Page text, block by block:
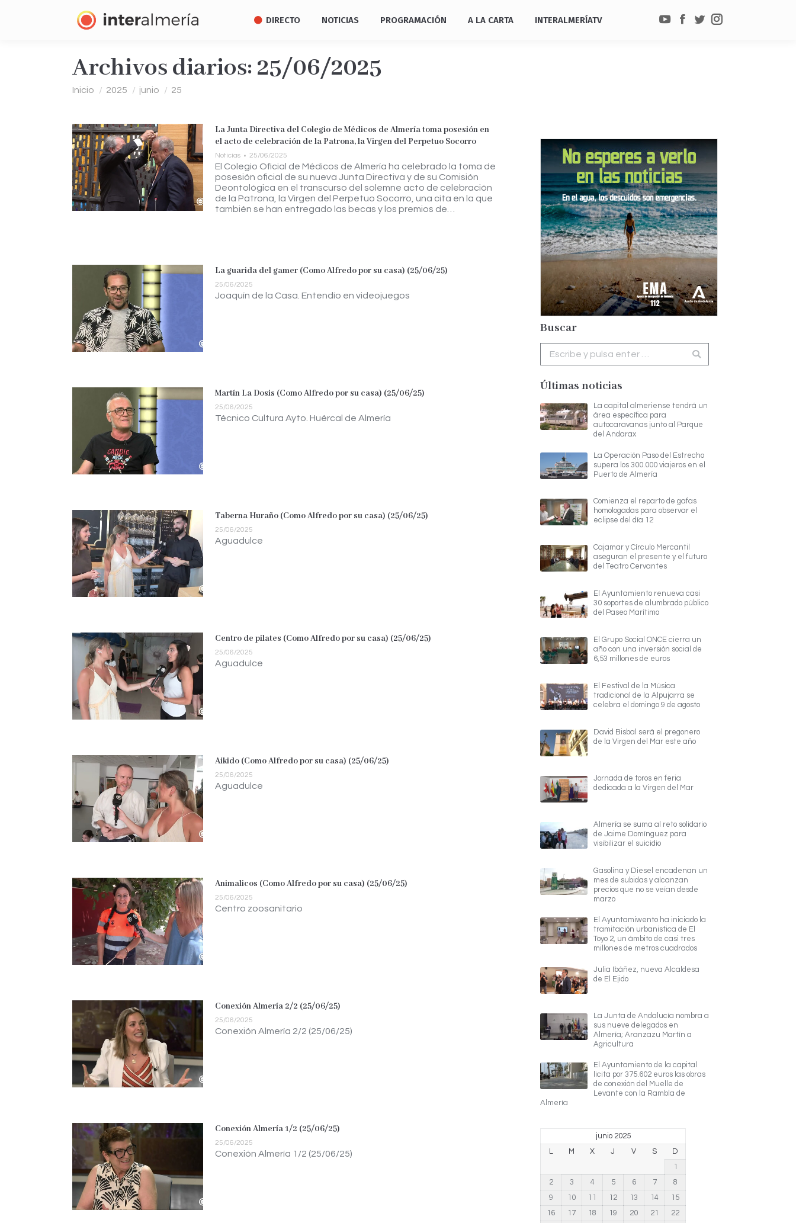
DIRECTO NOTICIAS PROGRAMACIÓN A LA CARTA INTERALMERÍATV
YouTube
Facebook
TwitterInstagram
Archivos diarios:25/06/2025
Estás aquí:
Inicio 2025 junio 25
La Junta Directiva del Colegio de Médicos de Almería toma posesión en
el acto de celebración de la Patrona, la Virgen del Perpetuo Socorro
Noticias 25/06/2025
El Colegio Oficial de Médicos de Almería ha celebrado la toma de
posesión oficial de su nueva Junta Directiva y de su Comisión
Deontológica en el transcurso del solemne acto de celebración
de la Patrona, la Virgen del Perpetuo Socorro, una cita en la que
también se han entregado las becas y los premios de…
La guarida del gamer (Como Alfredo por su casa) (25/06/25)
25/06/2025
Joaquín de la Casa. Entendío en videojuegos
Martín La Dosis (Como Alfredo por su casa) (25/06/25)
25/06/2025
Técnico Cultura Ayto. Huércal de Almería
Taberna Huraño (Como Alfredo por su casa) (25/06/25)
25/06/2025
Aguadulce
Centro de pilates (Como Alfredo por su casa) (25/06/25)
25/06/2025
Aguadulce
Aikido (Como Alfredo por su casa) (25/06/25)
25/06/2025
Aguadulce
Animalicos (Como Alfredo por su casa) (25/06/25)
25/06/2025
Centro zoosanitario
Conexión Almería 2/2 (25/06/25)
25/06/2025
Conexión Almería 2/2 (25/06/25)
Conexión Almería 1/2 (25/06/25)
25/06/2025
Conexión Almería 1/2 (25/06/25)
Buscar
Últimas noticias
La capital almeriense tendrá un
área específica para
autocaravanas junto al Parque
del Andarax
La Operación Paso del Estrecho
supera los 300.000 viajeros en el
Puerto de Almería
Comienza el reparto de gafas
homologadas para observar el
eclipse del día 12
Cajamar y Círculo Mercantil
aseguran el presente y el futuro
del Teatro Cervantes
El Ayuntamiento renueva casi
30 soportes de alumbrado público
del Paseo Marítimo
El Grupo Social ONCE cierra un
año con una inversión social de
6,53 millones de euros
El Festival de la Música
tradicional de la Alpujarra se
celebra el domingo 9 de agosto
David Bisbal será el pregonero
de la Virgen del Mar este año
Jornada de toros en feria
dedicada a la Virgen del Mar
Almería se suma al reto solidario
de Jaime Domínguez para
visibilizar el suicidio
Gasolina y Diesel encadenan un
mes de subidas y alcanzan
precios que no se veían desde
marzo
El Ayuntamiwento ha iniciado la
tramitación urbanistica de El
Toyo 2, un ámbito de casi tres
millones de metros cuadrados
Julia Ibáñez, nueva Alcaldesa
de El Ejido
La Junta de Andalucía nombra a
sus nueve delegados en
Almería; Aranzazu Martín a
Agricultura
El Ayuntamiento de la capital
licita por 375.602 euros las obras
de conexión del Muelle de
Levante con la Rambla de
Almería
junio 2025
L
M X J V S
D
1
2
3 4 5 6 7
8
9
10 11 12 13 14
15
16
17 18 19 20 21
22